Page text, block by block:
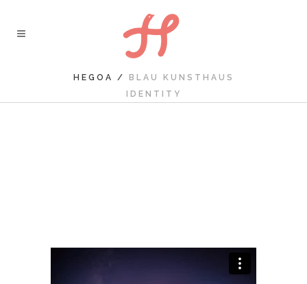
HEGOA /
BLAU KUNSTHAUS
IDENTITY